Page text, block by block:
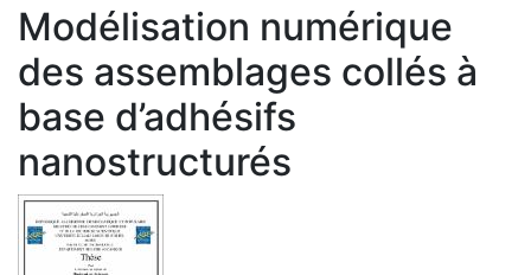
Modélisation numérique
des assemblages collés à
base d’adhésifs
nanostructurés